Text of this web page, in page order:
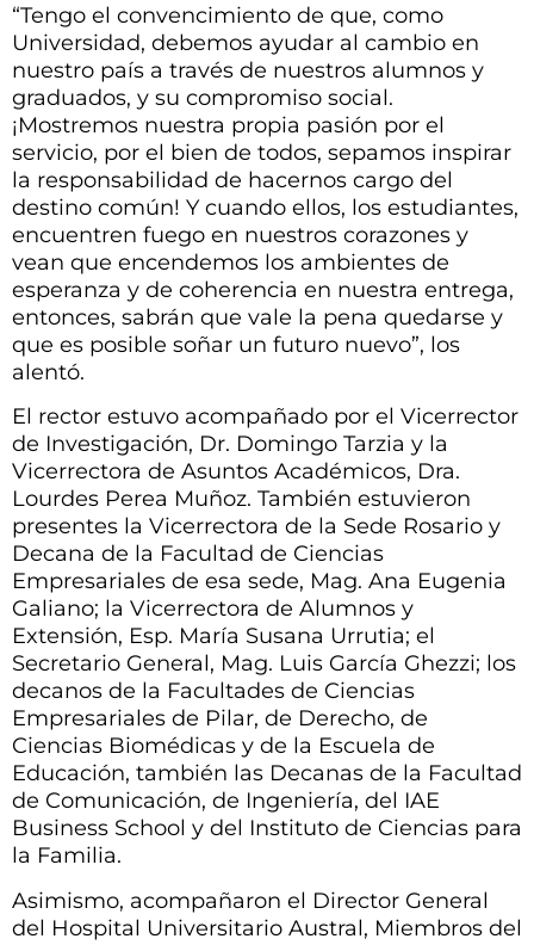
“Tengo el convencimiento de que, como
Universidad, debemos ayudar al cambio en
nuestro país a través de nuestros alumnos y
graduados, y su compromiso social.
¡Mostremos nuestra propia pasión por el
servicio, por el bien de todos, sepamos inspirar
la responsabilidad de hacernos cargo del
destino común! Y cuando ellos, los estudiantes,
encuentren fuego en nuestros corazones y
vean que encendemos los ambientes de
esperanza y de coherencia en nuestra entrega,
entonces, sabrán que vale la pena quedarse y
que es posible soñar un futuro nuevo”, los
alentó.
El rector estuvo acompañado por el Vicerrector
de Investigación, Dr. Domingo Tarzia y la
Vicerrectora de Asuntos Académicos, Dra.
Lourdes Perea Muñoz. También estuvieron
presentes la Vicerrectora de la Sede Rosario y
Decana de la Facultad de Ciencias
Empresariales de esa sede, Mag. Ana Eugenia
Galiano; la Vicerrectora de Alumnos y
Extensión, Esp. María Susana Urrutia; el
Secretario General, Mag. Luis García Ghezzi; los
decanos de la Facultades de Ciencias
Empresariales de Pilar, de Derecho, de
Ciencias Biomédicas y de la Escuela de
Educación, también las Decanas de la Facultad
de Comunicación, de Ingeniería, del IAE
Business School y del Instituto de Ciencias para
la Familia.
Asimismo, acompañaron el Director General
del Hospital Universitario Austral, Miembros del